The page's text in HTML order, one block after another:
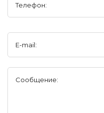
Телефон:
E-mail:
Сообщение: